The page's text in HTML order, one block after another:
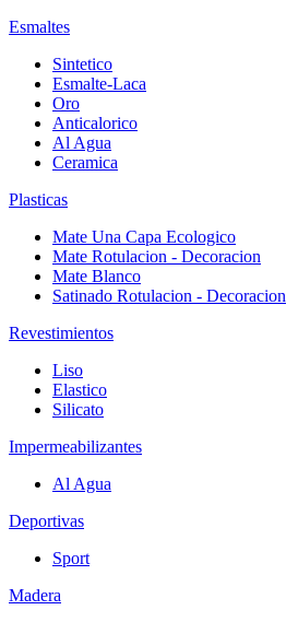
Esmaltes
Sintetico
Esmalte-Laca
Oro
Anticalorico
Al Agua
Ceramica
Plasticas
Mate Una Capa Ecologico
Mate Rotulacion - Decoracion
Mate Blanco
Satinado Rotulacion - Decoracion
Revestimientos
Liso
Elastico
Silicato
Impermeabilizantes
Al Agua
Deportivas
Sport
Madera